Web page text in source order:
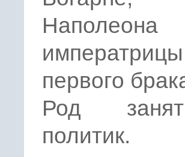
первого
Род
политик.